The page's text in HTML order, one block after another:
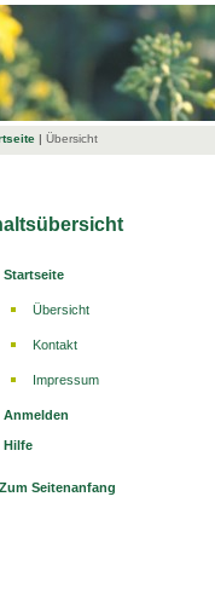
| Übersicht
Startseite
Übersicht
Kontakt
Impressum
Anmelden
Hilfe
Zum Seitenanfang